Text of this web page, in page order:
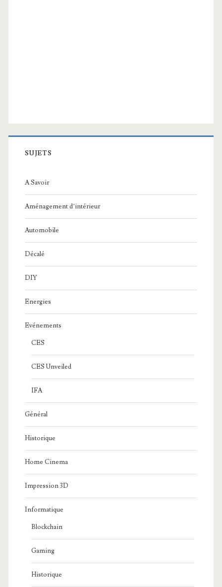
SUJETS
A Savoir
Aménagement d’intérieur
Automobile
Décalé
DIY
Energies
Evénements
CES
CES Unveiled
IFA
Général
Historique
Home Cinema
Impression 3D
Informatique
Blockchain
Gaming
Historique